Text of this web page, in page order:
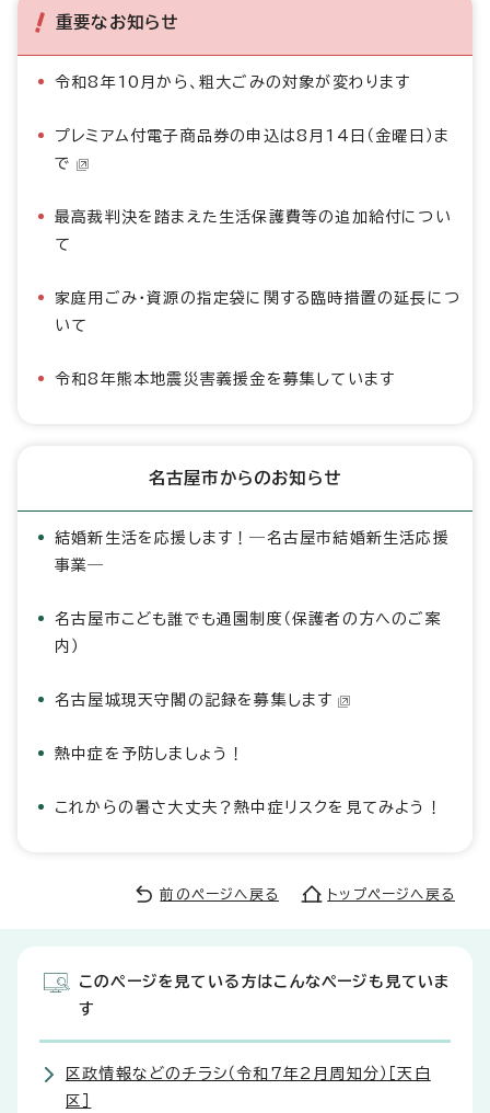
重要なお知らせ
令和8年10月から、粗大ごみの対象が変わります
プレミアム付電子商品券の申込は8月14日（金曜日）ま
で
最高裁判決を踏まえた生活保護費等の追加給付につい
て
家庭用ごみ・資源の指定袋に関する臨時措置の延長につ
いて
令和8年熊本地震災害義援金を募集しています
名古屋市からのお知らせ
結婚新生活を応援します！―名古屋市結婚新生活応援
事業―
名古屋市こども誰でも通園制度（保護者の方へのご案
内）
名古屋城現天守閣の記録を募集します
熱中症を予防しましょう！
これからの暑さ大丈夫？熱中症リスクを見てみよう！
前のページへ戻る トップページへ戻る
このページを見ている方はこんなページも見ていま
す
区政情報などのチラシ（令和7年2月周知分）［天白
区］